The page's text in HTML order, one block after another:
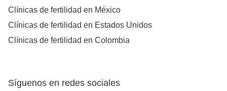
Clínicas de fertilidad en México
Clínicas de fertilidad en Estados Unidos
Clínicas de fertilidad en Colombia
Síguenos en redes sociales